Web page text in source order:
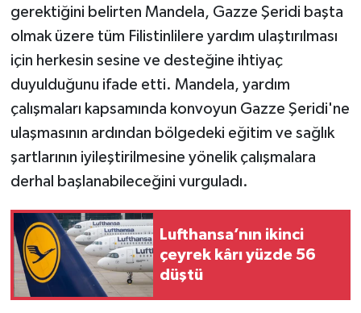
gerektiğini belirten Mandela, Gazze Şeridi başta
olmak üzere tüm Filistinlilere yardım ulaştırılması
için herkesin sesine ve desteğine ihtiyaç
duyulduğunu ifade etti. Mandela, yardım
çalışmaları kapsamında konvoyun Gazze Şeridi'ne
ulaşmasının ardından bölgedeki eğitim ve sağlık
şartlarının iyileştirilmesine yönelik çalışmalara
derhal başlanabileceğini vurguladı.
Lufthansa’nın ikinci
çeyrek kârı yüzde 56
düştü